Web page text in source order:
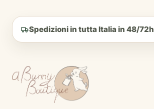
Spedizioni in tutta Italia in 48/72h